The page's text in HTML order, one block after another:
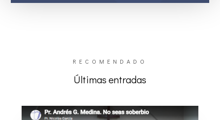
RECOMENDADO
Últimas entradas